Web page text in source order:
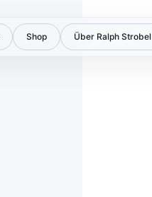
Shop Über Ralph Strobel